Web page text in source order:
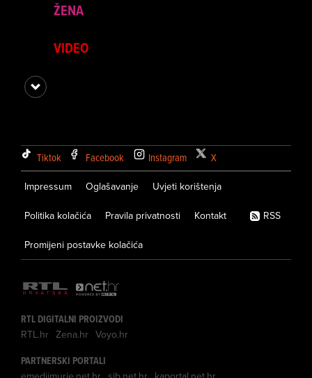
ŽENA
VIDEO
Tiktok Facebook Instagram X
Impressum Oglašavanje Uvjeti korištenja
Politika kolačića Pravila privatnosti Kontakt
Promijeni postavke kolačića
RSS
RTL DIGITALNI PROIZVODI
RTL.hr Zena.hr Voyo.hr
PARTNERSKI PORTALI